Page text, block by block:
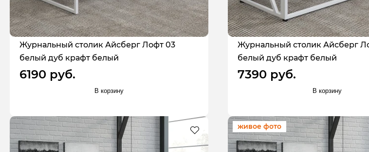
Журнальный столик Айсберг Лофт 03
белый дуб крафт белый
6190 руб.
В корзину
Журнальный столик Айсберг
белый дуб крафт белый
7390 руб.
В корзину
живое фото